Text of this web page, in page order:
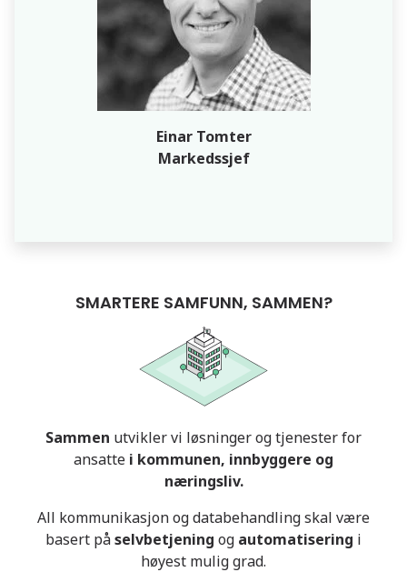
Einar Tomter
Markedssjef
SMARTERE SAMFUNN, SAMMEN?
Sammen utvikler vi løsninger og tjenester for
ansatte i kommunen, innbyggere og
næringsliv.
All kommunikasjon og databehandling skal være
basert påselvbetjening og automatisering i
høyest mulig grad.